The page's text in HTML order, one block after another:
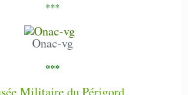
***
Onac-vg
***